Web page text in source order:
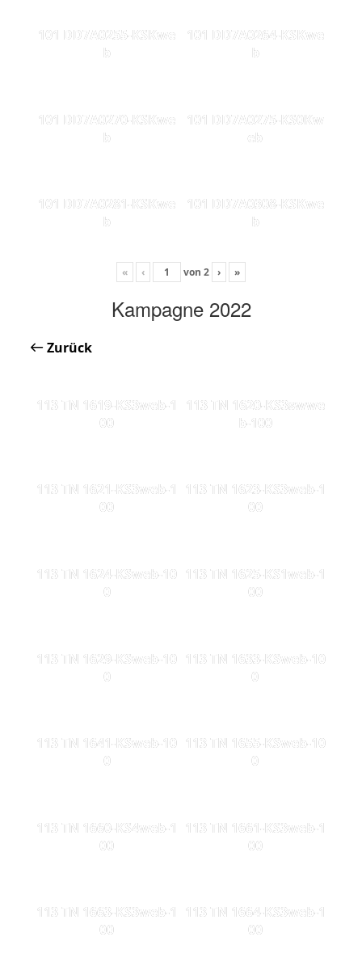
101 DD7A0255-KSKwe
b
101 DD7A0264-KSKwe
b
101 DD7A0270-KSKwe
b
101 DD7A0275-KS0Kw
eb
101 DD7A0281-KSKwe
b
101 DD7A0308-KSKwe
b
« ‹ von 2 › »
Kampagne 2022
Zurück
113 TN 1619-KS3web-1
00
113 TN 1620-KS3swwe
b-100
113 TN 1621-KS3web-1
00
113 TN 1623-KS3web-1
00
113 TN 1624-KSweb-10
0
113 TN 1625-KS1web-1
00
113 TN 1629-KSweb-10
0
113 TN 1633-KSweb-10
0
113 TN 1641-KSweb-10
0
113 TN 1655-KSweb-10
0
113 TN 1660-KS4web-1
00
113 TN 1661-KS3web-1
00
113 TN 1663-KS3web-1
00
113 TN 1664-KS3web-1
00